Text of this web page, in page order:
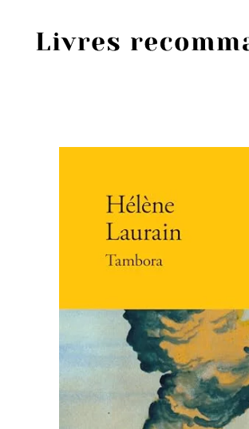
Personnes
Livres les plus
Prix littéraires